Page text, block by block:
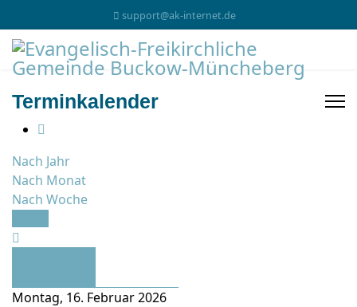
support@ak-internet.de
Terminkalender
Nach Jahr
Nach Monat
Nach Woche
Montag, 16. Februar 2026